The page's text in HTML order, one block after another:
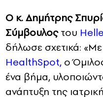
Ο κ. Δημήτρης
Σύμβουλοςτου
δήλωσε σχετικά:
HealthSpot, ο
ένα βήμα,
ανάπτυξη της